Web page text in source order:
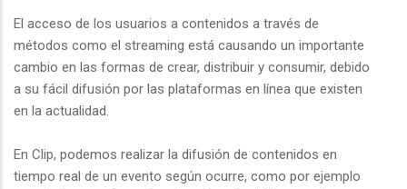
El acceso de los usuarios a contenidos a través de
métodos como el streaming está causando un importante
cambio en las formas de crear, distribuir y consumir, debido
a su fácil difusión por las plataformas en línea que existen
en la actualidad.
En Clip, podemos realizar la difusión de contenidos en
tiempo real de un evento según ocurre, como por ejemplo